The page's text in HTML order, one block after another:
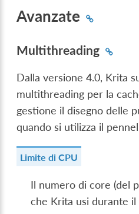
Avanzate
Multithreading
Dalla versione 4.0, Krita
multithreading per la
gestione il disegno delle
quando si utilizza il
Limite di CPU
Il numero di core (del
che Krita usi durante